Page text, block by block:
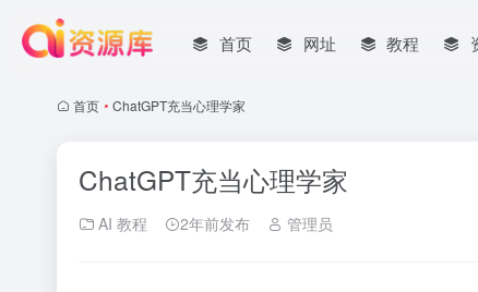
首页 网址 教程
首页 • ChatGPT充当心理学家
ChatGPT充当心理学家
AI 教程 2年前发布 管理员